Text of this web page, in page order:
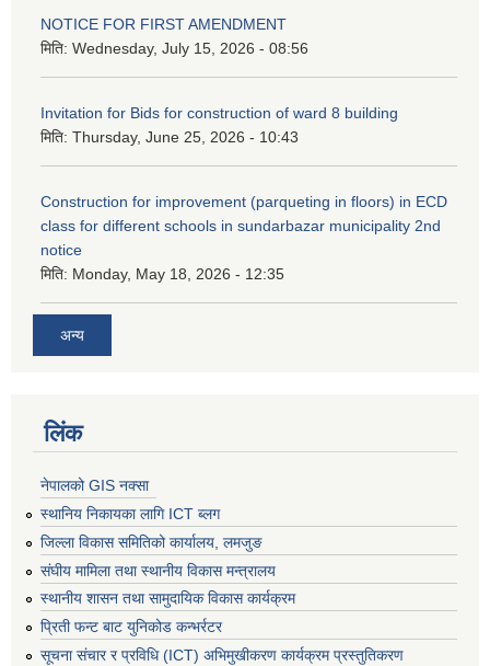
NOTICE FOR FIRST AMENDMENT
मिति: Wednesday, July 15, 2026 - 08:56
Invitation for Bids for construction of ward 8 building
मिति: Thursday, June 25, 2026 - 10:43
Construction for improvement (parqueting in floors) in ECD
class for different schools in sundarbazar municipality 2nd
notice
मिति: Monday, May 18, 2026 - 12:35
अन्य
लिंक
नेपालको GIS नक्सा
स्थानिय निकायका लागि ICT ब्लग
जिल्ला विकास समितिको कार्यालय, लमजुङ
संघीय मामिला तथा स्थानीय विकास मन्त्रालय
स्थानीय शासन तथा सामुदायिक विकास कार्यक्रम
प्रिती फन्ट बाट युनिकोड कन्भर्रटर
सूचना संचार र प्रविधि (ICT) अभिमुखीकरण कार्यक्रम प्रस्तुतिकरण